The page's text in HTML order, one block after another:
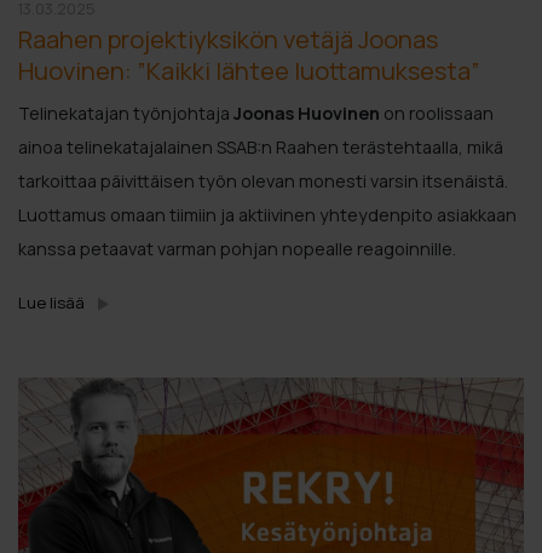
Raahen projektiyksikön vetäjä Joonas
Huovinen: ”Kaikki lähtee luottamuksesta”
Telinekatajan työnjohtaja Joonas Huovinen on roolissaan
ainoa telinekatajalainen SSAB:n Raahen terästehtaalla, mikä
tarkoittaa päivittäisen työn olevan monesti varsin itsenäistä.
Luottamus omaan tiimiin ja aktiivinen yhteydenpito asiakkaan
kanssa petaavat varman pohjan nopealle reagoinnille.
Lue lisää